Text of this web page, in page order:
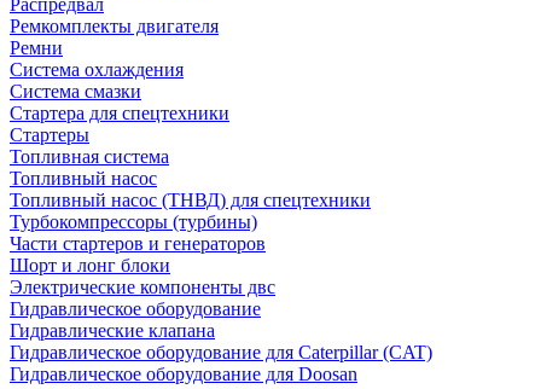
Ремкомплекты двигателя
Ремни
Система охлаждения
Система смазки
Стартера для спецтехники
Стартеры
Топливная система
Топливный насос
Топливный насос (ТНВД) для спецтехники
Турбокомпрессоры (турбины)
Части стартеров и генераторов
Шорт и лонг блоки
Электрические компоненты двс
Гидравлическое оборудование
Гидравлические клапана
Гидравлическое оборудование для Caterpillar (CAT)
Гидравлическое оборудование для Doosan